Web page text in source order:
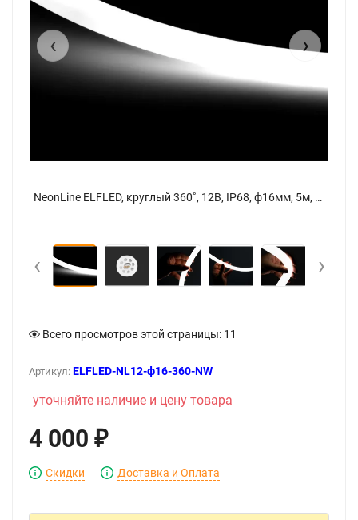
NeonLine ELFLED, круглый 360˚, 12В, IP68, ф16мм, 5м, нейтр.белый - фото
‹ ›
‹ ›
Всего просмотров этой страницы: 11
Артикул: ELFLED-NL12-ф16-360-NW
уточняйте наличие и цену товара
4 000 ₽
Скидки Доставка и Оплата